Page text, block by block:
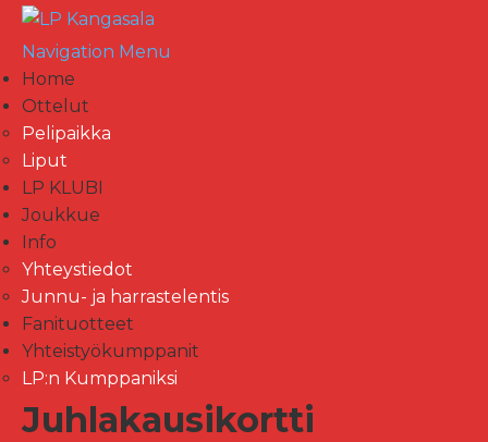
Navigation Menu
Home
Ottelut
Pelipaikka
Liput
LP KLUBI
Joukkue
Info
Yhteystiedot
Junnu- ja harrastelentis
Fanituotteet
Yhteistyökumppanit
LP:n Kumppaniksi
Juhlakausikortti